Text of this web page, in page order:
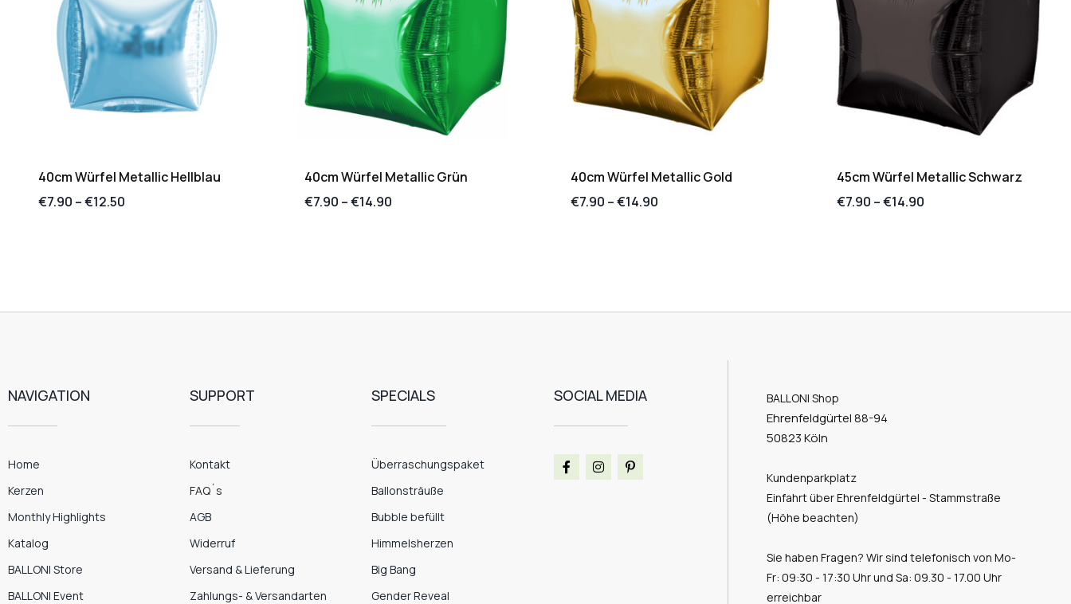
40cm Würfel Metallic Hellblau
€7.90 –€12.50
40cm Würfel Metallic Grün
€7.90 –€14.90
40cm Würfel Metallic Gold
€7.90 –€14.90
45cm Würfel Metallic Schwarz
€7.90 –€14.90
NAVIGATION
Home
Kerzen
Monthly Highlights
Katalog
BALLONI Store
BALLONI Event
SUPPORT
Kontakt
FAQ´s
AGB
Widerruf
Versand & Lieferung
Zahlungs- & Versandarten
SPECIALS
Überraschungspaket
Ballonsträuße
Bubble befüllt
Himmelsherzen
Big Bang
Gender Reveal
SOCIAL MEDIA BALLONI Shop
Ehrenfeldgürtel 88-94
50823 Köln
Kundenparkplatz
Einfahrt über Ehrenfeldgürtel - Stammstraße
(Höhe beachten)
Sie haben Fragen? Wir sind telefonisch von Mo-
Fr: 09:30 - 17:30 Uhr und Sa: 09.30 - 17.00 Uhr
erreichbar